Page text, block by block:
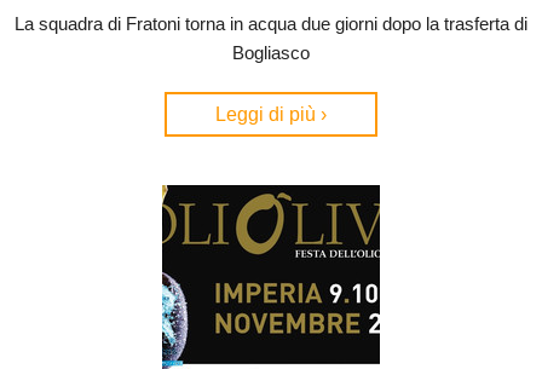
La squadra di Fratoni torna in acqua due giorni dopo la trasferta di
Bogliasco
Leggi di più ›